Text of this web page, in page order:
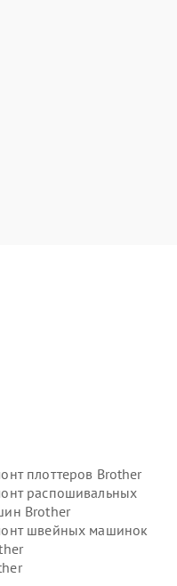
плоттеров Brother
распошивальных
Brother
швейных машинок